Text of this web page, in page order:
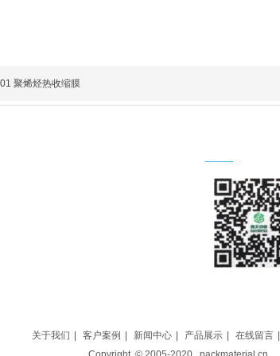
聚烯烃热收缩膜
关于我们 客户案例 新闻中心 产品展示 在线留言